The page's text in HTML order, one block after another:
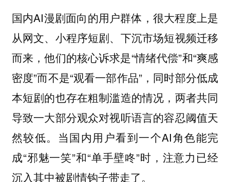
国内AI漫剧面向的用户群体，很大程度上是
从网文、小程序短剧、下沉市场短视频迁移
而来，他们的核心诉求是“情绪代偿”和“爽感
密度”而不是“观看一部作品”，同时部分低成
本短剧的也存在粗制滥造的情况，两者共同
导致一大部分观众对视听语言的容忍阈值天
然较低。当国内用户看到一个AI角色能完
成“邪魅一笑”和“单手壁咚”时，注意力已经
沉入其中被剧情钩子带走了。